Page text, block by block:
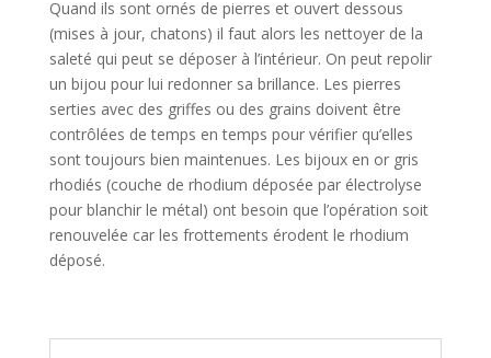
Quand ils sont ornés de pierres et ouvert dessous
(mises à jour, chatons) il faut alors les nettoyer de la
saleté qui peut se déposer à l’intérieur. On peut repolir
un bijou pour lui redonner sa brillance. Les pierres
serties avec des griffes ou des grains doivent être
contrôlées de temps en temps pour vérifier qu’elles
sont toujours bien maintenues. Les bijoux en or gris
rhodiés (couche de rhodium déposée par électrolyse
pour blanchir le métal) ont besoin que l’opération soit
renouvelée car les frottements érodent le rhodium
déposé.